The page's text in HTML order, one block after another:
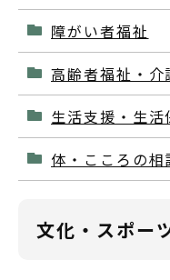
障がい者福祉
高齢者福祉・介
生活支援・生活
体・こころの相
文化・スポー